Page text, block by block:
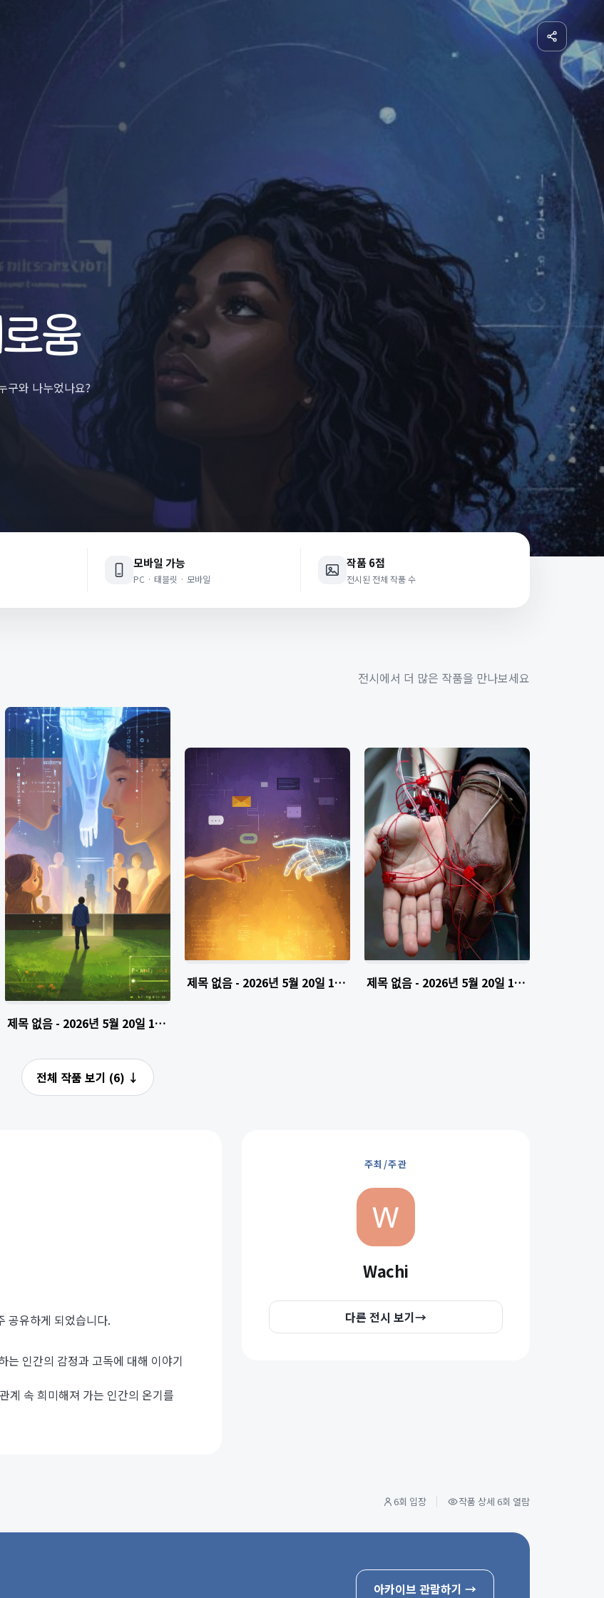
움
구와 나누었나요?
모바일 가능
PC · 태블릿 · 모바일
작품 6점
전시된 전체 작품 수
전시에서 더 많은 작품을 만나보세요
3
제목 없음 - 2026년 5월 20일 14.16.23-4
제목 없음 - 2026년 5월 20일 14.16.23-7제목 없음 - 2026년 5월 20일 14.16.23-5
전체 작품 보기 (6) ↓
공유하게 되었습니다.
는 인간의 감정과 고독에 대해 이야기
계 속 희미해져 가는 인간의 온기를
주최/주관
Wachi
다른 전시 보기→
6회 입장 작품 상세 6회 열람
아카이브 관람하기 →